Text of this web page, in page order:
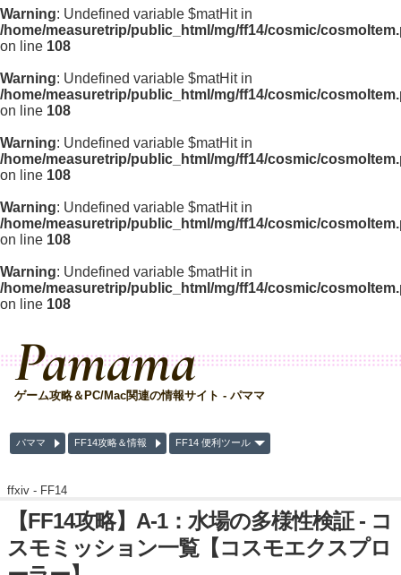
Warning: Undefined variable $matHit in
/home/measuretrip/public_html/mg/ff14/cosmic/
on line 108
Warning: Undefined variable $matHit in
/home/measuretrip/public_html/mg/ff14/cosmic/
on line 108
Warning: Undefined variable $matHit in
/home/measuretrip/public_html/mg/ff14/cosmic/
on line 108
Warning: Undefined variable $matHit in
/home/measuretrip/public_html/mg/ff14/cosmic/
on line 108
Warning: Undefined variable $matHit in
/home/measuretrip/public_html/mg/ff14/cosmic/
on line 108
Pamama
ゲーム攻略＆PC/Mac関連の情報サイト - パママ
パママ FF14攻略＆情報 FF14 便利ツール
ffxiv - FF14
【FF14攻略】A-1：水場の多様性検証 - コ
スモミッション一覧【コスモエクスプロ